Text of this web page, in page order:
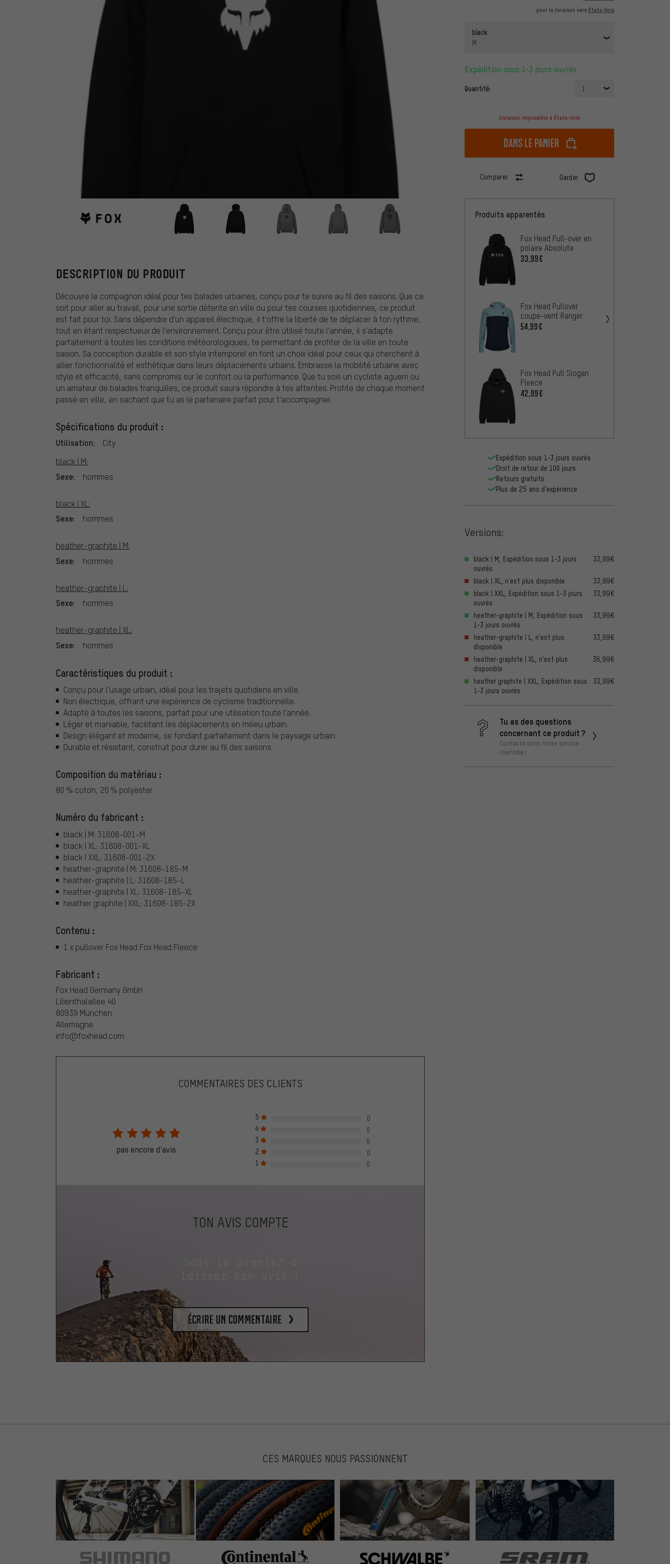
pour la livraison vers États-Unis
black
M
Expédition sous 1-3 jours ouvrés
Quantité: 1
Livraison impossible à États-Unis
dans le panier
Comparer Garder
Fox Head
DESCRIPTION DU PRODUIT
Découvre le compagnon idéal pour tes balades urbaines, conçu pour te suivre au fil des saisons. Que ce
soit pour aller au travail, pour une sortie détente en ville ou pour tes courses quotidiennes, ce produit
est fait pour toi. Sans dépendre d'un appareil électrique, il t'offre la liberté de te déplacer à ton rythme,
tout en étant respectueux de l'environnement. Conçu pour être utilisé toute l'année, il s'adapte
parfaitement à toutes les conditions météorologiques, te permettant de profiter de la ville en toute
saison. Sa conception durable et son style intemporel en font un choix idéal pour ceux qui cherchent à
allier fonctionnalité et esthétique dans leurs déplacements urbains. Embrasse la mobilité urbaine avec
style et efficacité, sans compromis sur le confort ou la performance. Que tu sois un cycliste aguerri ou
un amateur de balades tranquilles, ce produit saura répondre à tes attentes. Profite de chaque moment
passé en ville, en sachant que tu as le partenaire parfait pour t'accompagner.
Spécifications du produit :
Utilisation:
City
black | M:
Sexe: hommes
black | XL:
Sexe: hommes
heather-graphite | M:
Sexe: hommes
heather-graphite | L:
Sexe: hommes
heather-graphite | XL:
Sexe: hommes
Caractéristiques du produit :
Conçu pour l'usage urbain, idéal pour les trajets quotidiens en ville.
Non électrique, offrant une expérience de cyclisme traditionnelle.
Adapté à toutes les saisons, parfait pour une utilisation toute l'année.
Léger et maniable, facilitant les déplacements en milieu urbain.
Design élégant et moderne, se fondant parfaitement dans le paysage urbain.
Durable et résistant, construit pour durer au fil des saisons.
Composition du matériau :
80 % coton, 20 % polyester
Numéro du fabricant :
black | M: 31608-001-M
black | XL: 31608-001-XL
black | XXL: 31608-001-2X
heather-graphite | M: 31608-185-M
heather-graphite | L: 31608-185-L
heather-graphite | XL: 31608-185-XL
heather graphite | XXL: 31608-185-2X
Contenu :
1 x pullover Fox Head Fox Head Fleece
Fabricant :
Fox Head Germany GmbH
Lilienthalallee 40
80939 München
Allemagne
info@foxhead.com
Produits apparentés
Fox Head Pull-over en
polaire Absolute
33,99€
Fox Head Pullover
coupe-vent Ranger
année modèle 2025
54,99€
Fox Head Pull Slogan
Fleece
42,99€
Expédition sous 1-3 jours ouvrés
Droit de retour de 100 jours
Retours gratuits
Plus de 25 ans d'expérience
Versions:
black | M, Expédition sous 1-3 jours
ouvrés
33,99€
black | XL, n’est plus disponible
33,99€
black | XXL, Expédition sous 1-3 jours
ouvrés
33,99€
heather-graphite | M, Expédition sous
1-3 jours ouvrés
33,99€
heather-graphite | L, n’est plus
disponible
33,99€
heather-graphite | XL, n’est plus
disponible
36,99€
heather graphite | XXL, Expédition sous
1-3 jours ouvrés
33,99€
Tu as des questions
concernant ce produit ?
Contacte donc notre service
clientèle !
COMMENTAIRES DES CLIENTS
pas encore d'avis
5
0
4
0
3
0
2
0
1
0
TON AVIS COMPTE
laisser ton avis !
Écrire un commentaire
CES MARQUES NOUS PASSIONNENT